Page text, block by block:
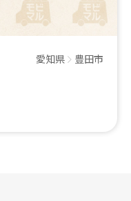
愛知県 豊田市